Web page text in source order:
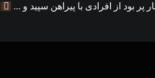
بود از افرادی با پیراهن سپید و ...